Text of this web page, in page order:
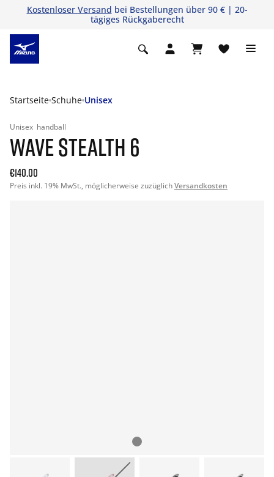
Kostenloser Versand bei Bestellungen über 90 € | 20-
tägiges Rückgaberecht
Startseite Schuhe Unisex
Unisex handball
WAVE STEALTH 6
€140.00
Preis inkl. 19% MwSt., möglicherweise zuzüglichVersandkosten